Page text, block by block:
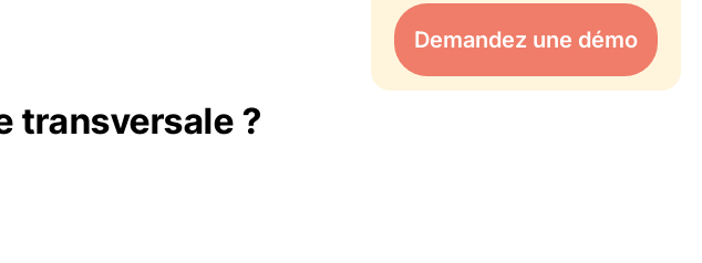
transversale ?
Demandez une démo